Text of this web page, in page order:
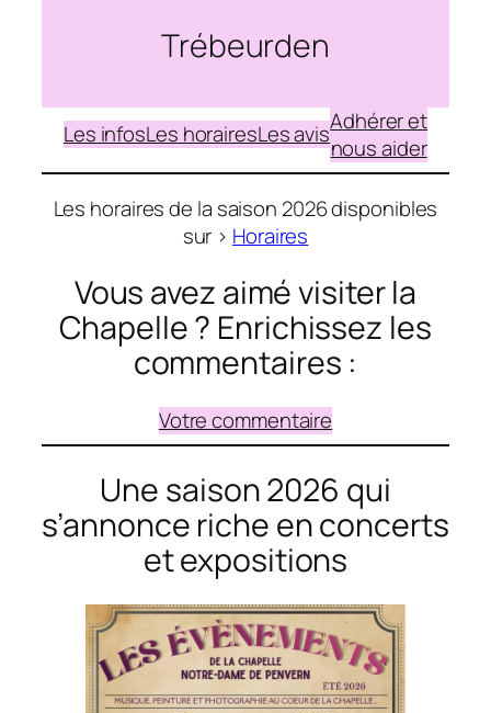
Trébeurden
Les infosLes horairesLes avisAdhérer et
nous aider
Les horaires de la saison 2026 disponibles
sur > Horaires
Vous avez aimé visiter la
Chapelle ? Enrichissez les
commentaires :
Votre commentaire
Une saison 2026 qui
s’annonce riche en concerts
et expositions